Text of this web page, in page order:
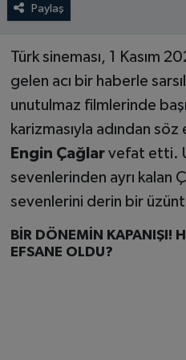
Paylaş
Türk sineması, 1 Kasım
gelen acı bir haberle
unutulmaz filmlerinde
karizmasıyla adından
Engin Çağlarvefat etti.
sevenlerinden ayrı kalan
sevenlerini derin bir
BİR DÖNEMİN KAPANIŞI!
EFSANE OLDU?